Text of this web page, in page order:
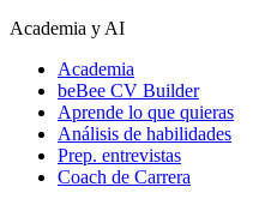
Academia y AI
Academia
beBee CV Builder
Aprende lo que quieras
Análisis de habilidades
Prep. entrevistas
Coach de Carrera